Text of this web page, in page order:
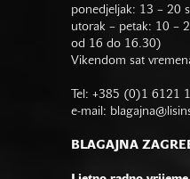
ponedjeljak: 13 – 20
utorak – petak: 10 –
od 16 do 16.30)
Vikendom sat
Tel: +385 (0)1 6121
e-mail:
BLAGAJNA